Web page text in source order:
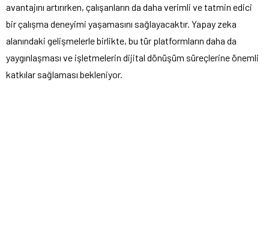
avantajını artırırken, çalışanların da daha verimli ve tatmin edici
bir çalışma deneyimi yaşamasını sağlayacaktır. Yapay zeka
alanındaki gelişmelerle birlikte, bu tür platformların daha da
yaygınlaşması ve işletmelerin dijital dönüşüm süreçlerine önemli
katkılar sağlaması bekleniyor.